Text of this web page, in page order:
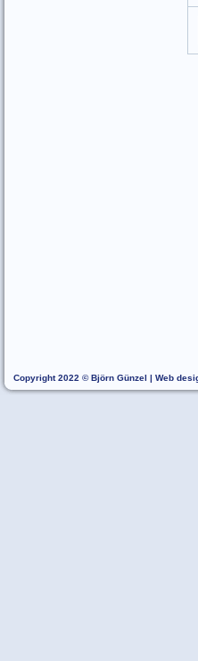
Copyright 2022 © Björn Günzel | Web